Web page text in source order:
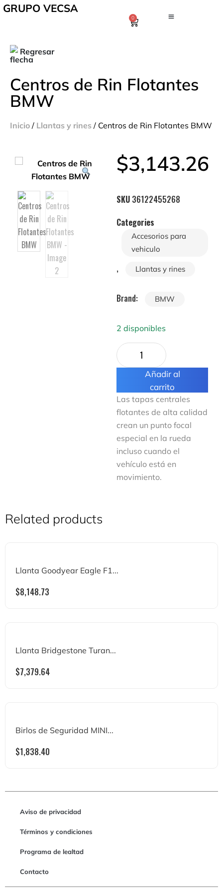
GRUPO VECSA
0
Regresar
Centros de Rin Flotantes
BMW
Inicio / Llantas y rines / Centros de Rin Flotantes BMW
$3,143.26
SKU 36122455268
Categories
Accesorios para
vehiculo
, Llantas y rines
Brand: BMW
2 disponibles
Añadir al
carrito
Las tapas centrales
flotantes de alta calidad
crean un punto focal
especial en la rueda
incluso cuando el
vehículo está en
movimiento.
Related products
Llanta Goodyear Eagle F1...
$8,148.73
Llanta Bridgestone Turan...
$7,379.64
Birlos de Seguridad MINI...
$1,838.40
Aviso de privacidad
Términos y condiciones
Programa de lealtad
Contacto